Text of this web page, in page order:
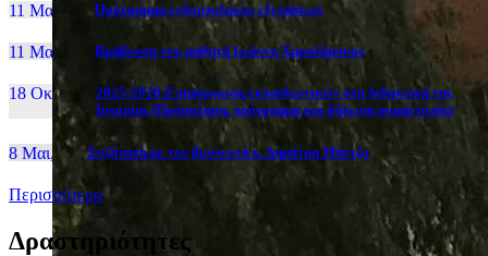
11 Μαι, 26 Πρόγραμμα ενδοσχολικών εξετάσεων
11 Μαι, 26 Βράβευση του μαθητή Ιωάννη Χαραλάμπους
18 Οκτ, 25
2025-2026:Επιμόρφωση εκπαιδευτικών στη διδακτική της
Ιστορίας (Πρόσκληση, πρόγραμμα και δήλωση συμμετοχής)
8 Μαι, 26 Συζήτηση με τον βουλευτή κ. Δημήτρη Μάντζο
Περισσότερα
Δραστηριότητες